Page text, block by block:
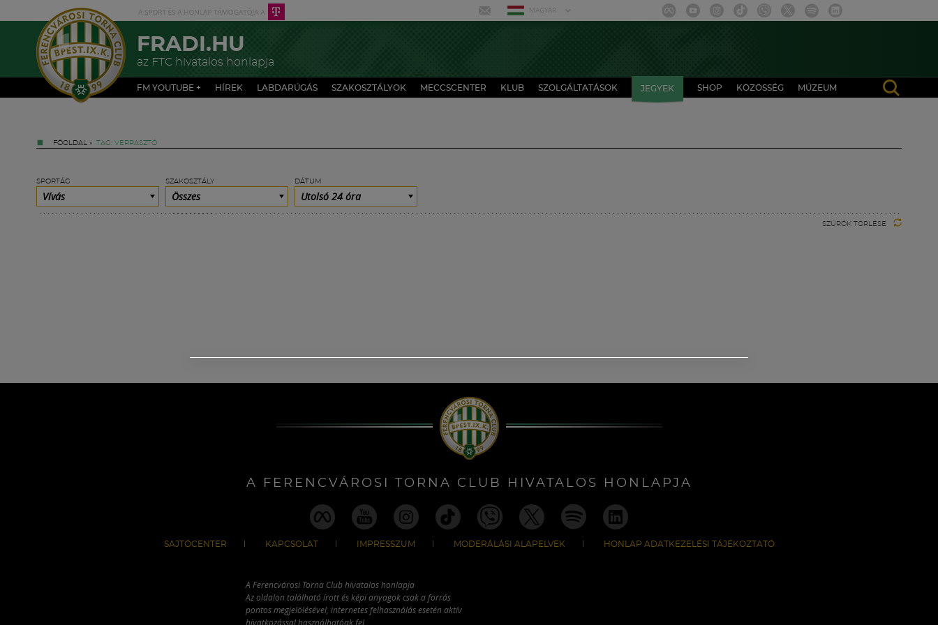
MAGYAR
FRADI.HU
az FTC hivatalos honlapja
FM YOUTUBE + HÍREK LABDARÚGÁS SZAKOSZTÁLYOK MECCSCENTER KLUB SZOLGÁLTATÁSOK JEGYEK SHOP KÖZÖSSÉG MÚZEUM
FŐOLDAL » TAG: VERRASZTÓ
SPORTÁG
Vívás
SZAKOSZTÁLY
Összes
DÁTUM
Utolsó 24 óra
SZŰRŐK TÖRLÉSE
A FERENCVÁROSI TORNA CLUB HIVATALOS HONLAPJA
SAJTÓCENTER KAPCSOLAT IMPRESSZUM MODERÁLÁSI ALAPELVEK HONLAP ADATKEZELÉSI TÁJÉKOZTATÓ
A Ferencvárosi Torna Club hivatalos honlapja
Az oldalon található írott és képi anyagok csak a forrás
pontos megjelölésével, internetes felhasználás esetén aktív
hivatkozással használhatóak fel.